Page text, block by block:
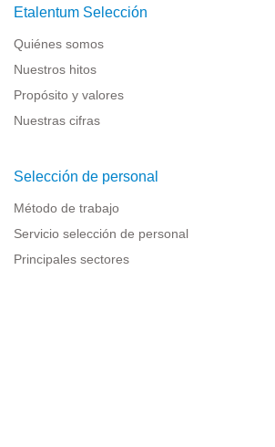
Etalentum Selección
Quiénes somos
Nuestros hitos
Propósito y valores
Nuestras cifras
Selección de personal
Método de trabajo
Servicio selección de personal
Principales sectores